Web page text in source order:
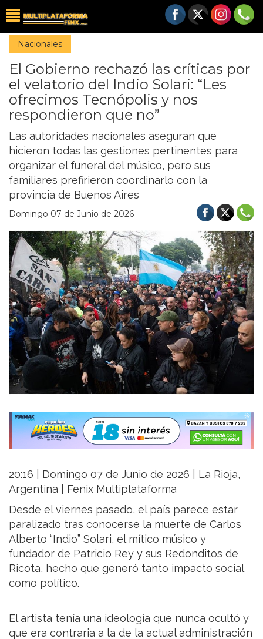
Nacionales
El Gobierno rechazó las críticas por
el velatorio del Indio Solari: “Les
ofrecimos Tecnópolis y nos
respondieron que no”
Las autoridades nacionales aseguran que
hicieron todas las gestiones pertinentes para
organizar el funeral del músico, pero sus
familiares prefirieron coordinarlo con la
provincia de Buenos Aires
Domingo 07 de Junio de 2026
20:16 | Domingo 07 de Junio de 2026 | La Rioja,
Argentina | Fenix Multiplataforma
Desde el viernes pasado, el país parece estar
paralizado tras conocerse la muerte de Carlos
Alberto “Indio” Solari, el mítico músico y
fundador de Patricio Rey y sus Redonditos de
Ricota, hecho que generó tanto impacto social
como político.
El artista tenía una ideología que nunca ocultó y
que era contraria a la de la actual administración